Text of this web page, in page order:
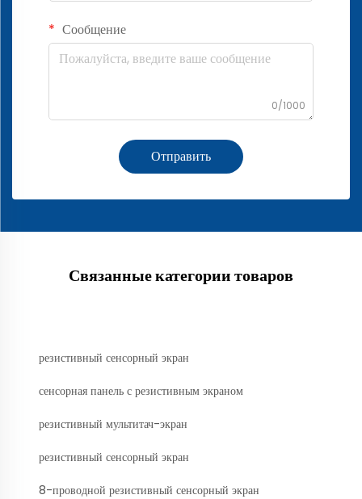
Сообщение
0/1000
Отправить
Связанные категории товаров
резистивный сенсорный экран
сенсорная панель с резистивным экраном
резистивный мультитач-экран
резистивный сенсорный экран
8-проводной резистивный сенсорный экран